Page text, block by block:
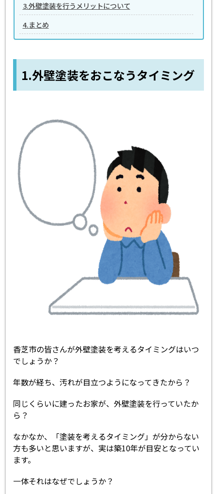
3.外壁塗装を行うメリットについて
4.まとめ
1.外壁塗装をおこなうタイミング
香芝市の皆さんが外壁塗装を考えるタイミングはいつ
でしょうか？
年数が経ち、汚れが目立つようになってきたから？
同じくらいに建ったお家が、外壁塗装を行っていたか
ら？
なかなか、「塗装を考えるタイミング」が分からない
方も多いと思いますが、実は築10年が目安となってい
ます。
一体それはなぜでしょうか？